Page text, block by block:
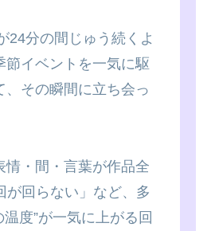
24分の間じゅう続くよ
節イベントを一気に駆
その瞬間に立ち会っ
・間・言葉が作品全
回らない」など、多
度”が一気に上がる回